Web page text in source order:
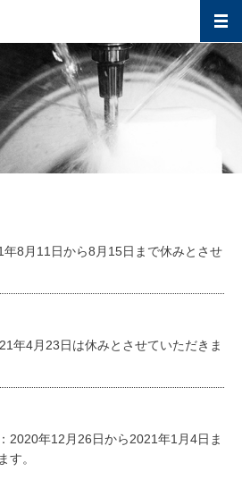
8月11日から8月15日まで休みとさせ
年4月23日は休みとさせていただきま
2020年12月26日から2021年1月4日ま
す。